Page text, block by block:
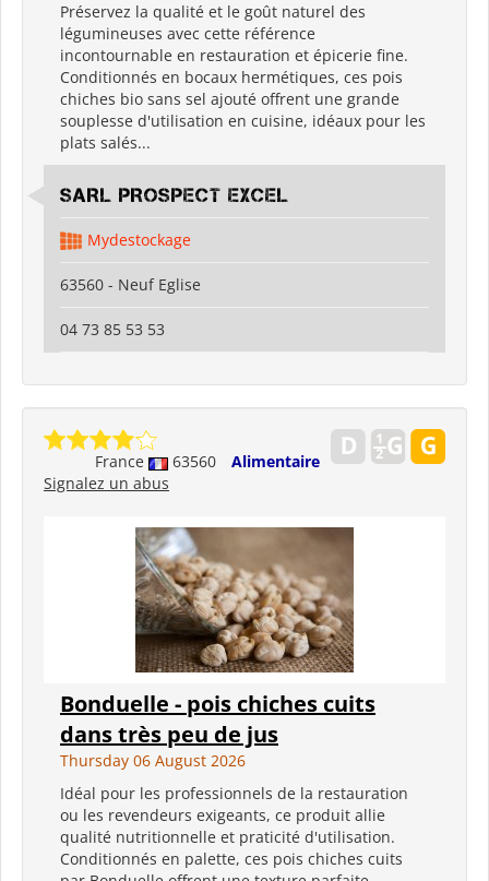
Préservez la qualité et le goût naturel des
légumineuses avec cette référence
incontournable en restauration et épicerie fine.
Conditionnés en bocaux hermétiques, ces pois
chiches bio sans sel ajouté offrent une grande
souplesse d'utilisation en cuisine, idéaux pour les
plats salés...
SARL PROSPECT EXCEL
Mydestockage
63560 - Neuf Eglise
04 73 85 53 53
France 63560
Alimentaire
Signalez un abus
Bonduelle - pois chiches cuits
dans très peu de jus
Thursday 06 August 2026
Idéal pour les professionnels de la restauration
ou les revendeurs exigeants, ce produit allie
qualité nutritionnelle et praticité d'utilisation.
Conditionnés en palette, ces pois chiches cuits